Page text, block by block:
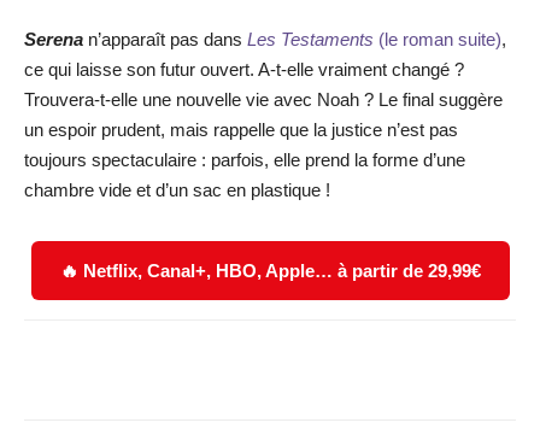
Serena n’apparaît pas dans Les Testaments (le roman suite),
ce qui laisse son futur ouvert. A-t-elle vraiment changé ?
Trouvera-t-elle une nouvelle vie avec Noah ? Le final suggère
un espoir prudent, mais rappelle que la justice n’est pas
toujours spectaculaire : parfois, elle prend la forme d’une
chambre vide et d’un sac en plastique !
🔥 Netflix, Canal+, HBO, Apple… à partir de 29,99€